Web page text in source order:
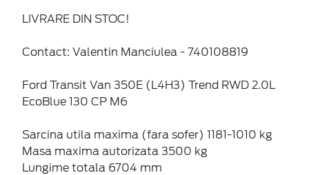
LIVRARE DIN STOC!
Contact: Valentin Manciulea - 740108819
Ford Transit Van 350E (L4H3) Trend RWD 2.0L
EcoBlue 130 CP M6
Sarcina utila maxima (fara sofer) 1181-1010 kg
Masa maxima autorizata 3500 kg
Lungime totala 6704 mm